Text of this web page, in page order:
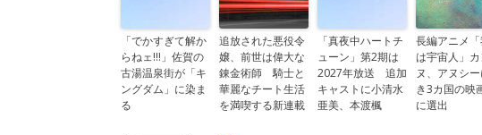
「でかすぎて解か
らねェ!!!」佐賀の
古湯温泉街が「キ
ングダム」に染ま
る
追放された悪役令
嬢、前世は偉大な
錬金術師 騎士と
華麗なチート生活
を満喫する新連載
「真夜中ハートチ
ューン」第2期は
2027年放送 追加
キャストに小清水
亜美、本渡楓
長編アニメ「
は宇宙人」カ
ヌ、アヌシ
き3カ国の映
に選出